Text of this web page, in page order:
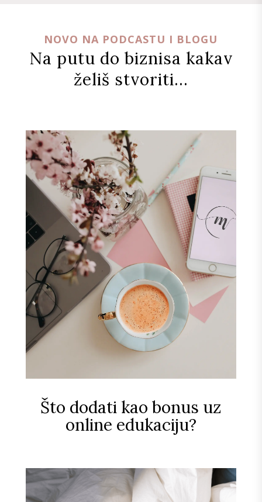
NOVO NA PODCASTU I BLOGU
Na putu do biznisa kakav
želiš stvoriti…
Što dodati kao bonus uz
online edukaciju?